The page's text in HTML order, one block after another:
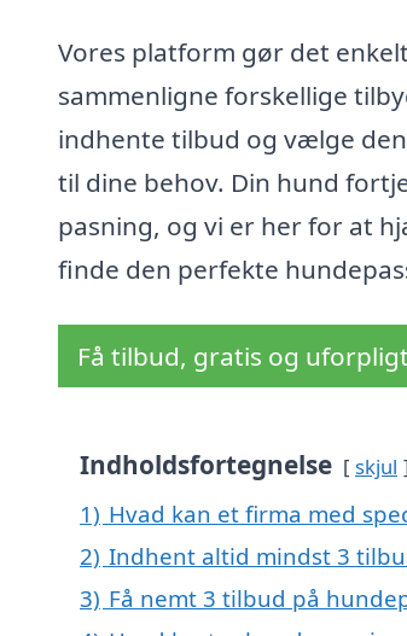
Vores platform gør det
sammenligne forskellige
indhente tilbud og vælge
til dine behov. Din hund
pasning, og vi er her for at
finde den perfekte
Få tilbud, gratis og
Indholdsfortegnelse skjul
1) Hvad kan et firma med
2) Indhent altid mindst 3
3) Få nemt 3 tilbud på